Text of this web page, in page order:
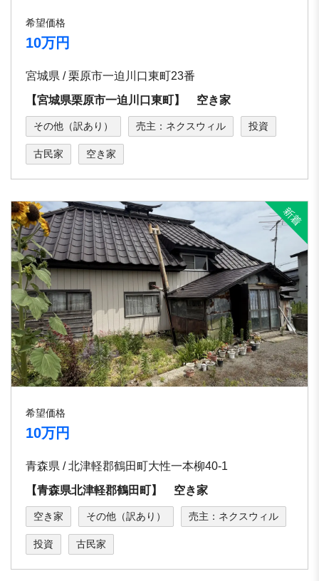
希望価格
10万円
宮城県 / 栗原市一迫川口東町23番
【宮城県栗原市一迫川口東町】 空き家
その他（訳あり） 売主：ネクスウィル 投資
古民家 空き家
希望価格
10万円
青森県 / 北津軽郡鶴田町大性一本柳40-1
【青森県北津軽郡鶴田町】 空き家
空き家 その他（訳あり） 売主：ネクスウィル
投資 古民家